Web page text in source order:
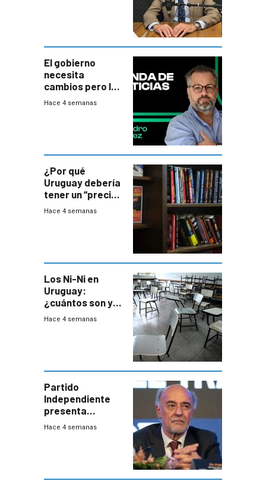
El gobierno
necesita
cambios pero los
ministros tienen
Hace 4 semanas
¿Por qué
Uruguay debería
tener un “precio
único” en los
Hace 4 semanas
Los Ni-Ni en
Uruguay:
¿cuántos son y
en dónde están?
Hace 4 semanas
Partido
Independiente
presenta
demanda civil
Hace 4 semanas